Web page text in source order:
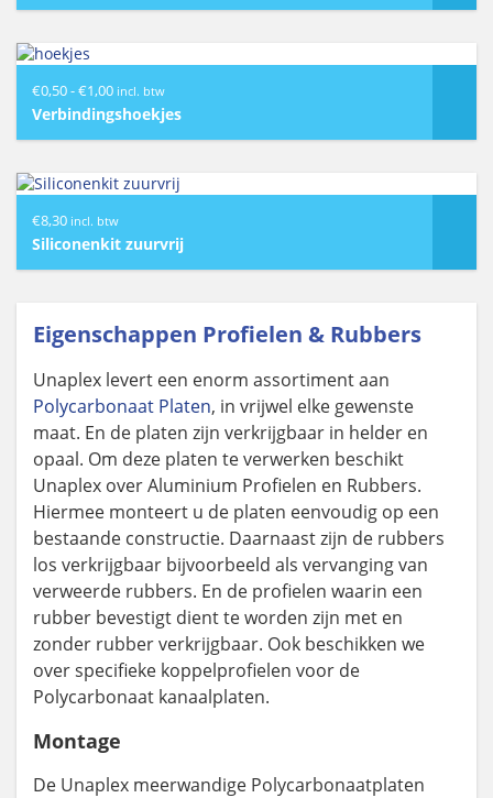
€0,50-€1,00Prijsklasse:
€0,50
tot
incl. btw
Verbindingshoekjes
€8,30 incl. btw
Siliconenkit zuurvrij
Eigenschappen Profielen & Rubbers
Unaplex levert een enorm assortiment aan
Polycarbonaat Platen, in vrijwel elke gewenste
maat. En de platen zijn verkrijgbaar in helder en
opaal. Om deze platen te verwerken beschikt
Unaplex over Aluminium Profielen en Rubbers.
Hiermee monteert u de platen eenvoudig op een
bestaande constructie. Daarnaast zijn de rubbers
los verkrijgbaar bijvoorbeeld als vervanging van
verweerde rubbers. En de profielen waarin een
rubber bevestigt dient te worden zijn met en
zonder rubber verkrijgbaar. Ook beschikken we
over specifieke koppelprofielen voor de
Polycarbonaat kanaalplaten.
Montage
De Unaplex meerwandige Polycarbonaatplaten